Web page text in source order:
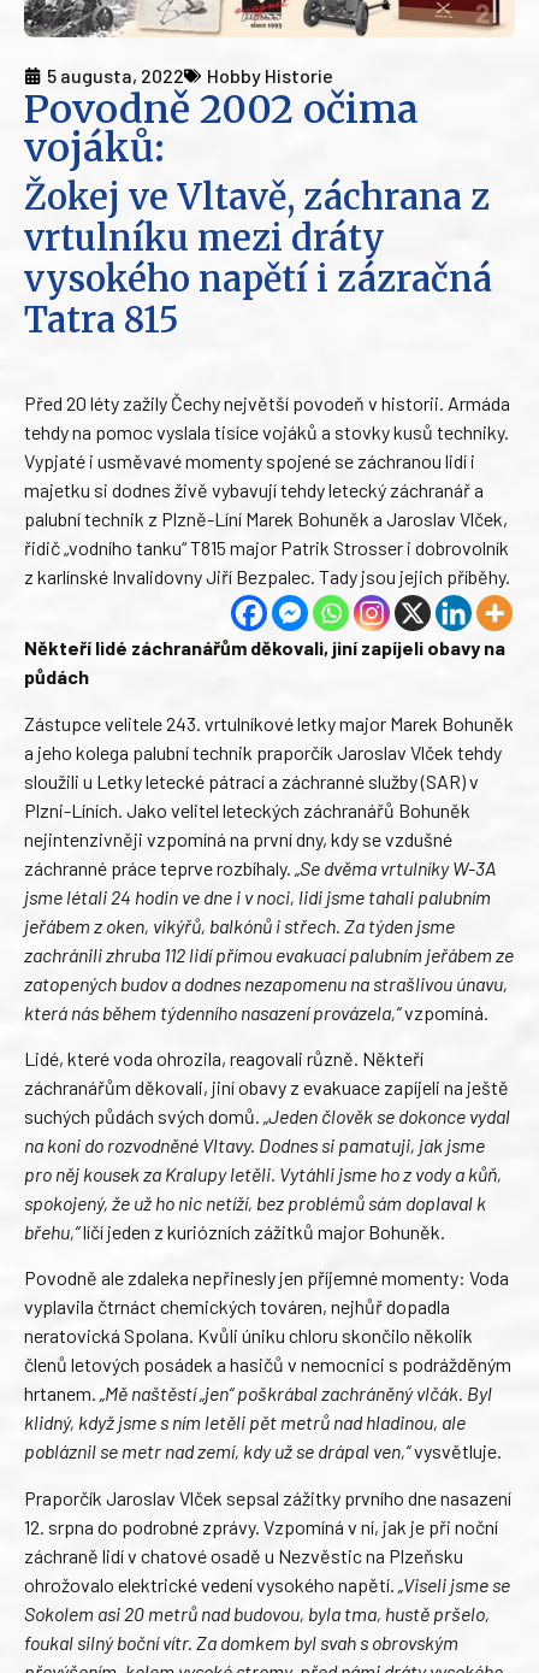
5 augusta, 2022 Hobby Historie
Povodně 2002 očima
vojáků:
Žokej ve Vltavě, záchrana z
vrtulníku mezi dráty
vysokého napětí i zázračná
Tatra 815
Před 20 léty zažily Čechy největší povodeň v historii. Armáda
tehdy na pomoc vyslala tisíce vojáků a stovky kusů techniky.
Vypjaté i usměvavé momenty spojené se záchranou lidí i
majetku si dodnes živě vybavují tehdy letecký záchranář a
palubní technik z Plzně-Líní Marek Bohuněk a Jaroslav Vlček,
řidič „vodního tanku“ T815 major Patrik Strosser i dobrovolník
z karlínské Invalidovny Jiří Bezpalec. Tady jsou jejich příběhy.
Někteří lidé záchranářům děkovali, jiní zapíjeli obavy na
půdách
Zástupce velitele 243. vrtulníkové letky major Marek Bohuněk
a jeho kolega palubní technik praporčík Jaroslav Vlček tehdy
sloužili u Letky letecké pátrací a záchranné služby (SAR) v
Plzni-Líních. Jako velitel leteckých záchranářů Bohuněk
nejintenzivněji vzpomíná na první dny, kdy se vzdušné
záchranné práce teprve rozbíhaly. „Se dvěma vrtulníky W-3A
jsme létali 24 hodin ve dne i v noci, lidi jsme tahali palubním
jeřábem z oken, vikýřů, balkónů i střech. Za týden jsme
zachránili zhruba 112 lidí přímou evakuací palubním jeřábem ze
zatopených budov a dodnes nezapomenu na strašlivou únavu,
která nás během týdenního nasazení provázela,“vzpomíná.
Lidé, které voda ohrozila, reagovali různě. Někteří
záchranářům děkovali, jiní obavy z evakuace zapíjeli na ještě
suchých půdách svých domů. „Jeden člověk se dokonce vydal
na koni do rozvodněné Vltavy. Dodnes si pamatuji, jak jsme
pro něj kousek za Kralupy letěli. Vytáhli jsme ho z vody a kůň,
spokojený, že už ho nic netíží, bez problémů sám doplaval k
břehu,“líčí jeden z kuriózních zážitků major Bohuněk.
Povodně ale zdaleka nepřinesly jen příjemné momenty: Voda
vyplavila čtrnáct chemických továren, nejhůř dopadla
neratovická Spolana. Kvůli úniku chloru skončilo několik
členů letových posádek a hasičů v nemocnici s podrážděným
hrtanem. „Mě naštěstí „jen“ poškrábal zachráněný vlčák. Byl
klidný, když jsme s ním letěli pět metrů nad hladinou, ale
pobláznil se metr nad zemí, kdy už se drápal ven,“vysvětluje.
Praporčík Jaroslav Vlček sepsal zážitky prvního dne nasazení
12. srpna do podrobné zprávy. Vzpomíná v ní, jak je při noční
záchraně lidí v chatové osadě u Nezvěstic na Plzeňsku
ohrožovalo elektrické vedení vysokého napětí. „Viseli jsme se
Sokolem asi 20 metrů nad budovou, byla tma, hustě pršelo,
foukal silný boční vítr. Za domkem byl svah s obrovským